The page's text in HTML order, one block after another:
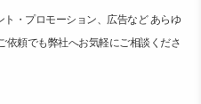
・プロモーション、広告など あらゆ
依頼でも弊社へお気軽にご相談くださ